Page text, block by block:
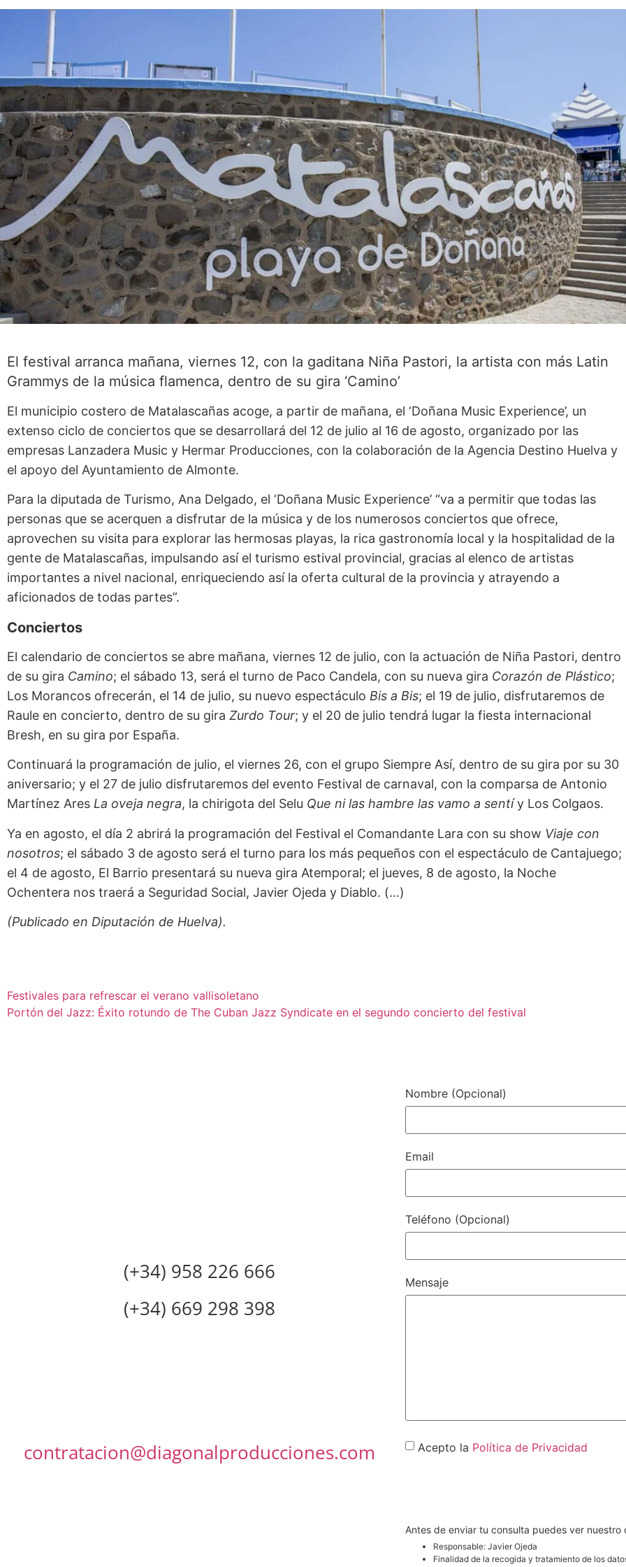
El festival arranca mañana, viernes 12, con la gaditana Niña Pastori, la artista con más Latin
Grammys de la música flamenca, dentro de su gira ‘Camino’
El municipio costero de Matalascañas acoge, a partir de mañana, el ‘Doñana Music Experience’, un
extenso ciclo de conciertos que se desarrollará del 12 de julio al 16 de agosto, organizado por las
empresas Lanzadera Music y Hermar Producciones, con la colaboración de la Agencia Destino Huelva y
el apoyo del Ayuntamiento de Almonte.
Para la diputada de Turismo, Ana Delgado, el ‘Doñana Music Experience’ “va a permitir que todas las
personas que se acerquen a disfrutar de la música y de los numerosos conciertos que ofrece,
aprovechen su visita para explorar las hermosas playas, la rica gastronomía local y la hospitalidad de la
gente de Matalascañas, impulsando así el turismo estival provincial, gracias al elenco de artistas
importantes a nivel nacional, enriqueciendo así la oferta cultural de la provincia y atrayendo a
aficionados de todas partes”.
Conciertos
El calendario de conciertos se abre mañana, viernes 12 de julio, con la actuación de Niña Pastori, dentro
de su gira Camino; el sábado 13, será el turno de Paco Candela, con su nueva gira Corazón de Plástico;
Los Morancos ofrecerán, el 14 de julio, su nuevo espectáculo Bis a Bis; el 19 de julio, disfrutaremos de
Raule en concierto, dentro de su gira Zurdo Tour; y el 20 de julio tendrá lugar la fiesta internacional
Bresh, en su gira por España.
Continuará la programación de julio, el viernes 26, con el grupo Siempre Así, dentro de su gira por su 30
aniversario; y el 27 de julio disfrutaremos del evento Festival de carnaval, con la comparsa de Antonio
Martínez Ares La oveja negra, la chirigota del Selu Que ni las hambre las vamo a sentíy Los Colgaos.
Ya en agosto, el día 2 abrirá la programación del Festival el Comandante Lara con su show Viaje con
nosotros; el sábado 3 de agosto será el turno para los más pequeños con el espectáculo de Cantajuego;
el 4 de agosto, El Barrio presentará su nueva gira Atemporal; el jueves, 8 de agosto, la Noche
Ochentera nos traerá a Seguridad Social, Javier Ojeda y Diablo. (…)
(Publicado en Diputación de Huelva).
Festivales para refrescar el verano vallisoletano
Portón del Jazz: Éxito rotundo de The Cuban Jazz Syndicate en el segundo concierto del festival
(+34) 958 226 666
(+34) 669 298 398
contratacion@diagonalproducciones.com
Nombre (Opcional)
Email
Teléfono (Opcional)
Mensaje
Acepto la Política de Privacidad
Antes de enviar tu consulta puedes ver
Responsable: Javier Ojeda
Finalidad de la recogida y tratamiento de los